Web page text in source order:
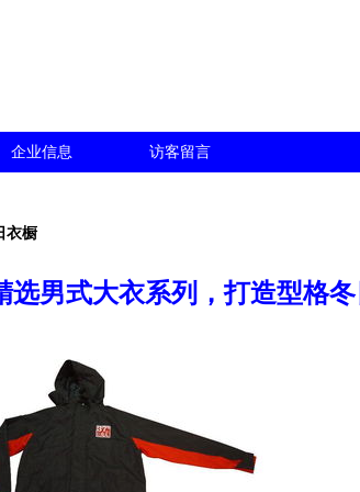
企业信息 访客留言
衣橱
选男式大衣系列，打造型格